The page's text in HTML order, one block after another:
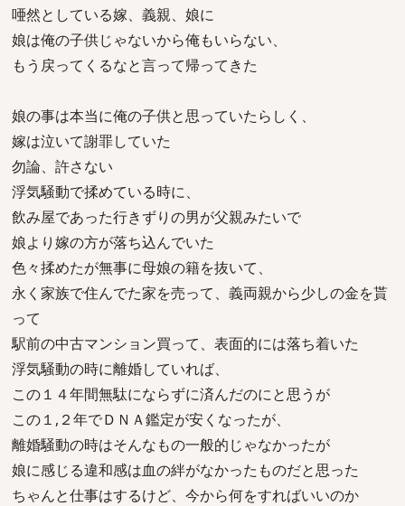
唖然としている嫁、義親、娘に
娘は俺の子供じゃないから俺もいらない、
もう戻ってくるなと言って帰ってきた
娘の事は本当に俺の子供と思っていたらしく、
嫁は泣いて謝罪していた
勿論、許さない
浮気騒動で揉めている時に、
飲み屋であった行きずりの男が父親みたいで
娘より嫁の方が落ち込んでいた
色々揉めたが無事に母娘の籍を抜いて、
永く家族で住んでた家を売って、義両親から少しの金を貰
って
駅前の中古マンション買って、表面的には落ち着いた
浮気騒動の時に離婚していれば、
この１４年間無駄にならずに済んだのにと思うが
この１,２年でＤＮＡ鑑定が安くなったが、
離婚騒動の時はそんなもの一般的じゃなかったが
娘に感じる違和感は血の絆がなかったものだと思った
ちゃんと仕事はするけど、今から何をすればいいのか